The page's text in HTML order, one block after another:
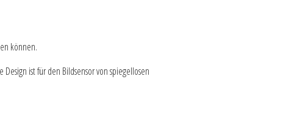
können.
ist für den Bildsensor von spiegellosen